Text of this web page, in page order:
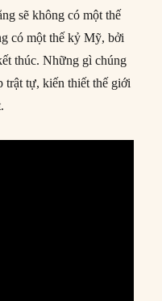
sẽ không có một thế
có một thế kỷ Mỹ, bởi
thúc. Những gì chúng
trật tự, kiến thiết thế giới